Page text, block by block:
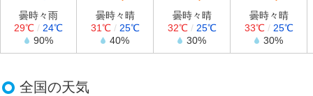
曇時々雨
29℃ / 24℃
90%
曇時々晴
31℃/ 25℃
40%
曇時々晴
32℃/ 25℃
30%
曇時々晴
33℃/ 25℃
30%
全国の天気